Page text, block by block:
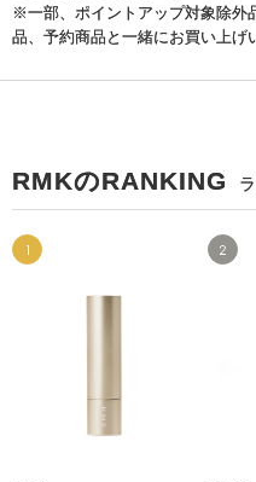
※一部、ポイントアップ対象除外
品、予約商品と一緒にお買い上げ
RMKのRANKING
1 2